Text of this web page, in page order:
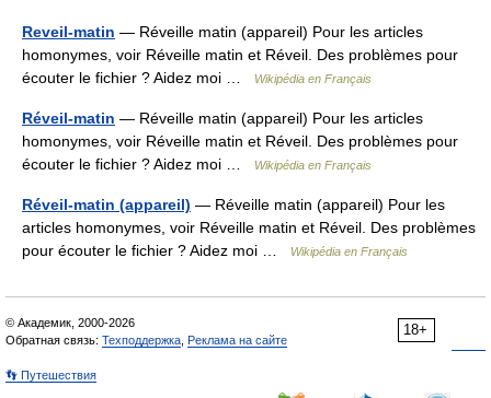
Reveil-matin — Réveille matin (appareil) Pour les articles
homonymes, voir Réveille matin et Réveil. Des problèmes pour
écouter le fichier ? Aidez moi …
Wikipédia en Français
Réveil-matin — Réveille matin (appareil) Pour les articles
homonymes, voir Réveille matin et Réveil. Des problèmes pour
écouter le fichier ? Aidez moi …
Wikipédia en Français
Réveil-matin (appareil) — Réveille matin (appareil) Pour les
articles homonymes, voir Réveille matin et Réveil. Des problèmes
pour écouter le fichier ? Aidez moi …
Wikipédia en Français
18+
© Академик, 2000-2026
Обратная связь: Техподдержка Реклама на сайте
👣 Путешествия